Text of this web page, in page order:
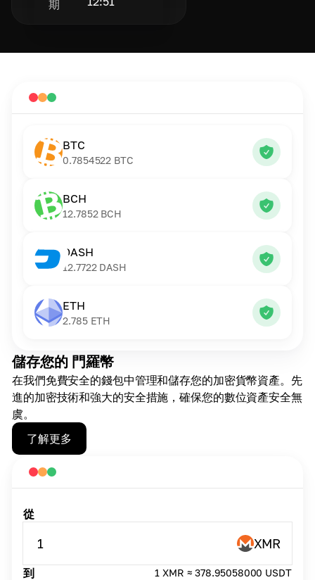
期
儲存您的 門羅幣
在我們免費安全的錢包中管理和儲存您的加密貨幣資產。先
進的加密技術和強大的安全措施，確保您的數位資產安全無
虞。
了解更多
BTC
0.7854522 BTC
BCH
12.7852 BCH
DASH
12.7722 DASH
ETH
2.785 ETH
從
1 XMR
到 1 XMR ≈ 378.95058000 USDT